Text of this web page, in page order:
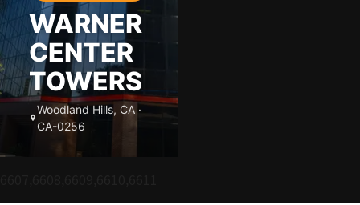
WARNER
CENTER
TOWERS
Woodland Hills, CA ·
CA-0256